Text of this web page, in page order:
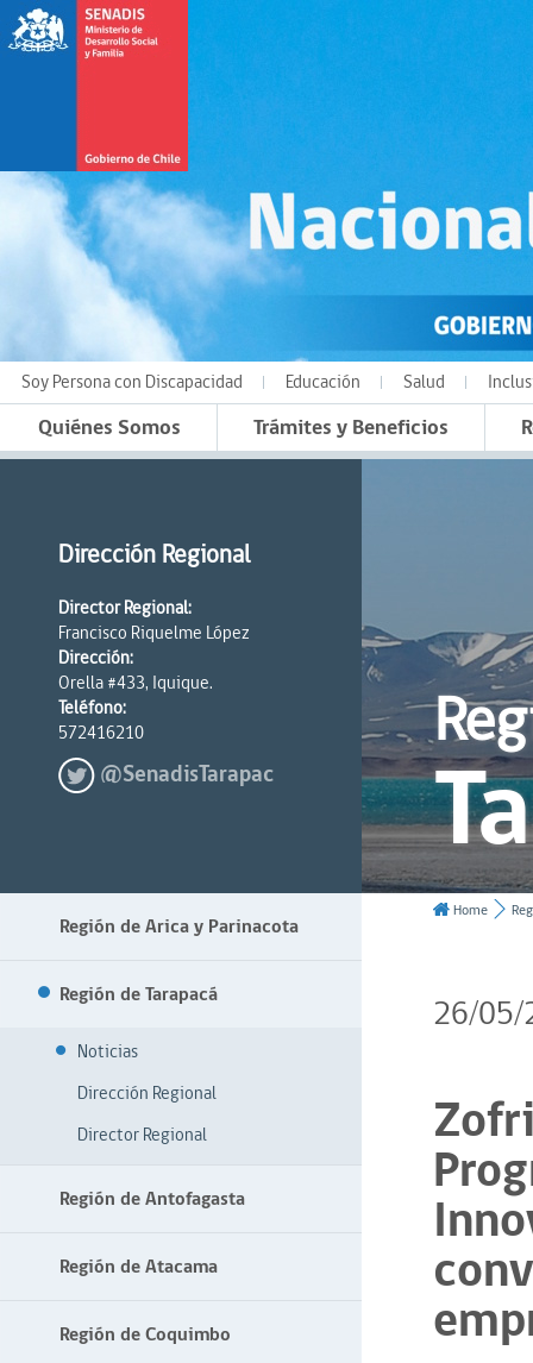
Soy Persona con Discapacidad Educación Salud
Quiénes Somos Trámites y Beneficios
Dirección Regional
Director Regional:
Francisco Riquelme López
Dirección:
Orella #433, Iquique.
Teléfono:
572416210
@SenadisTarapac
Región de Arica y Parinacota
Región de Tarapacá
Noticias
Dirección Regional
Director Regional
Región de Antofagasta
Región de Atacama
Región de Coquimbo
Home
26/